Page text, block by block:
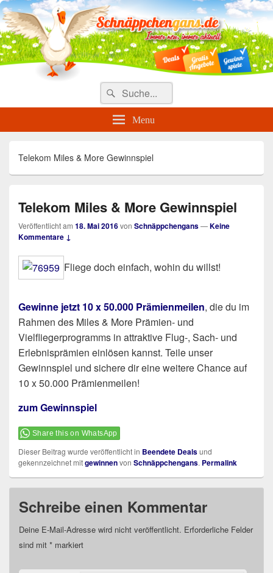
Täglich die besten Gewinnspiele
und Angebote
Search
for:
Suche
Menu
Telekom Miles & More Gewinnspiel
Telekom Miles & More Gewinnspiel
Veröffentlicht am 18. Mai 2016von Schnäppchengans—Keine
Kommentare ↓
Fliege doch einfach, wohin du willst!
Gewinne jetzt 10 x 50.000 Prämienmeilen, die du im
Rahmen des Miles & More Prämien- und
Vielfliegerprogramms in attraktive Flug-, Sach- und
Erlebnisprämien einlösen kannst. Teile unser
Gewinnspiel und sichere dir eine weitere Chance auf
10 x 50.000 Prämienmeilen!
zum Gewinnspiel
Share this on WhatsApp
Dieser Beitrag wurde veröffentlicht in Beendete Dealsund
gekennzeichnet mitgewinnenvon Schnäppchengans. Permalink
Schreibe einen Kommentar
Deine E-Mail-Adresse wird nicht veröffentlicht. Erforderliche Felder
sind mit * markiert